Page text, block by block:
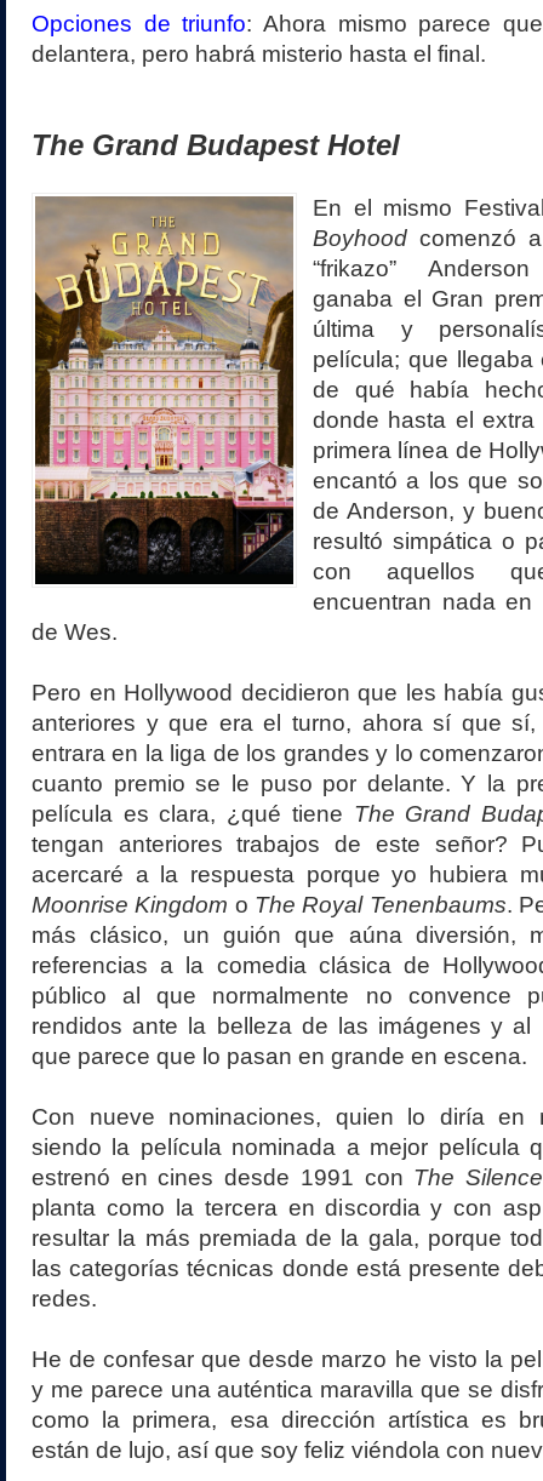
Opciones de triunfo: Ahora mismo parece
delantera, pero habrá misterio hasta el final.
The Grand Budapest Hotel
En el mismo
Boyhood comenzó
“frikazo”
ganaba el Gran
última y
película; que
de qué había
donde hasta el
primera línea de
encantó a los que
de Anderson, y
resultó simpática o
con aquellos
encuentran nada
de Wes.
Pero en Hollywood decidieron que les había
anteriores y que era el turno, ahora sí que
entrara en la liga de los grandes y lo
cuanto premio se le puso por delante. Y la
película es clara, ¿qué tiene The Grand
tengan anteriores trabajos de este señor?
acercaré a la respuesta porque yo hubiera
Moonrise Kingdom o The Royal Tenenbaums.
más clásico, un guión que aúna diversión,
referencias a la comedia clásica de
público al que normalmente no convence
rendidos ante la belleza de las imágenes y al
que parece que lo pasan en grande en escena.
Con nueve nominaciones, quien lo diría en
siendo la película nominada a mejor película
estrenó en cines desde 1991 con The
planta como la tercera en discordia y con
resultar la más premiada de la gala, porque
las categorías técnicas donde está presente
redes.
He de confesar que desde marzo he visto la
y me parece una auténtica maravilla que se
como la primera, esa dirección artística es
están de lujo, así que soy feliz viéndola con